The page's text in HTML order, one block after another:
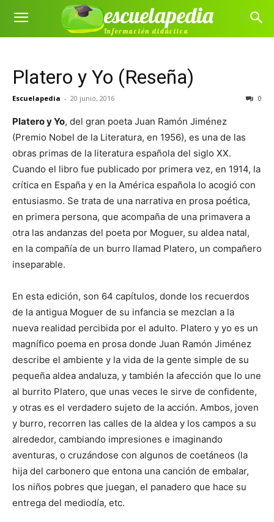
escuelapedia
Información didáctica
Platero y Yo (Reseña)
Escuelapedia - 20 junio, 2016 0
Platero y Yo, del gran poeta Juan Ramón Jiménez
(Premio Nobel de la Literatura, en 1956), es una de las
obras primas de la literatura española del siglo XX.
Cuando el libro fue publicado por primera vez, en 1914, la
crítica en España y en la América española lo acogió con
entusiasmo. Se trata de una narrativa en prosa poética,
en primera persona, que acompaña de una primavera a
otra las andanzas del poeta por Moguer, su aldea natal,
en la compañía de un burro llamad Platero, un compañero
inseparable.
En esta edición, son 64 capítulos, donde los recuerdos
de la antigua Moguer de su infancia se mezclan a la
nueva realidad percibida por el adulto. Platero y yo es un
magnífico poema en prosa donde Juan Ramón Jiménez
describe el ambiente y la vida de la gente simple de su
pequeña aldea andaluza, y también la afección que lo une
al burrito Platero, que unas veces le sirve de confidente,
y otras es el verdadero sujeto de la acción. Ambos, joven
y burro, recorren las calles de la aldea y los campos a su
alrededor, cambiando impresiones e imaginando
aventuras, o cruzándose con algunos de coetáneos (la
hija del carbonero que entona una canción de embalar,
los niños pobres que juegan, el panadero que hace su
entrega del mediodía, etc.